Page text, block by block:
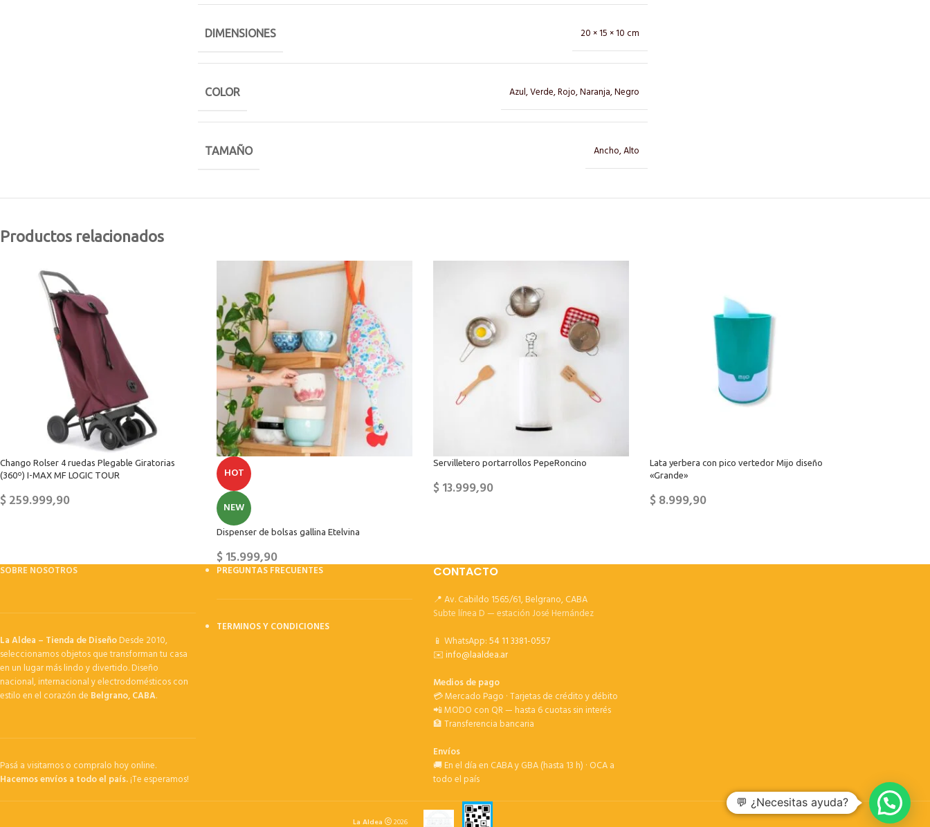
DIMENSIONES 20 × 15 × 10 cm
COLOR Azul,Verde,Rojo,Naranja,Negro
TAMAÑO Ancho,Alto
Productos relacionados
Chango Rolser 4 ruedas Plegable Giratorias
(360º) I-MAX MF LOGIC TOUR
$259.999,90
HOT
NEW
Dispenser de bolsas gallina Etelvina
$15.999,90
Servilletero portarrollos PepeRoncino
$13.999,90
Lata yerbera con pico vertedor Mijo diseño
«Grande»
$8.999,90
SOBRE NOSOTROS
La Aldea – Tienda de DiseñoDesde 2010,
seleccionamos objetos que transforman tu casa
en un lugar más lindo y divertido. Diseño
nacional, internacional y electrodomésticos con
estilo en el corazón de Belgrano, CABA.
Pasá a visitarnos o compralo hoy online.
Hacemos envíos a todo el país.¡Te esperamos!
PREGUNTAS FRECUENTES
TERMINOS Y CONDICIONES
CONTACTO
📍 Av. Cabildo 1565/61, Belgrano, CABA
Subte línea D — estación José Hernández
📱 WhatsApp:54 11 3381-0557
✉️info@laaldea.ar
Medios de pago
💳 Mercado Pago · Tarjetas de crédito y débito
📲 MODO con QR — hasta 6 cuotas sin interés
🏦 Transferencia bancaria
Envíos
🚚 En el día en CABA y GBA (hasta 13 h) · OCA a
todo el país
La Aldea 2026
💬 ¿Necesitas ayuda?